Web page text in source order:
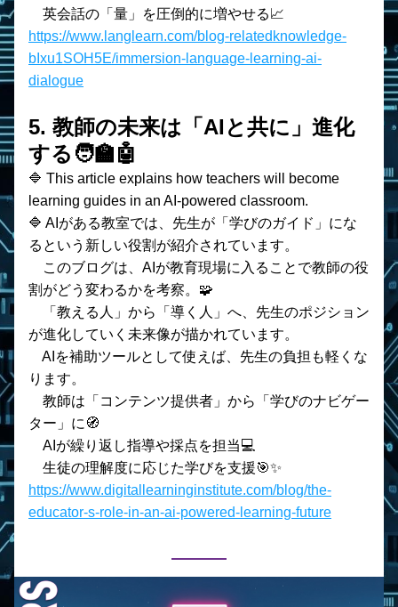
    英会話の「量」を圧倒的に増やせる📈
https://www.langlearn.com/blog-relatedknowledge-
bIxu1SOH5E/immersion-language-learning-ai-
dialogue
5. 教師の未来は「AIと共に」進化
する🧑‍🏫🤖
🔷 This article explains how teachers will become
learning guides in an AI-powered classroom.
🔷 AIがある教室では、先生が「学びのガイド」にな
るという新しい役割が紹介されています。
このブログは、AIが教育現場に入ることで教師の役
割がどう変わるかを考察。🧩
「教える人」から「導く人」へ、先生のポジション
が進化していく未来像が描かれています。
AIを補助ツールとして使えば、先生の負担も軽くな
ります。
ター」に🧭
    AIが繰り返し指導や採点を担当💻
    生徒の理解度に応じた学びを支援🎯✨
https://www.digitallearninginstitute.com/blog/the-
educator-s-role-in-an-ai-powered-learning-future